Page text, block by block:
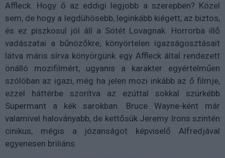
Affleck. Hogy ő az eddigi legjobb a szerepben? Közel
sem, de hogy a legdühösebb, leginkább kiégett, az biztos,
és ez piszkosul jól áll a Sötét Lovagnak. Horrorba illő
vadászatai a bűnözőkre, könyörtelen igazságosztásait
látva máris sírva könyörgünk egy Affleck által rendezett
önálló mozifilmért, ugyanis a karakter egyértelműen
szólóban az igazi, még ha jelen mozi inkább az ő filmje,
ezzel háttérbe szorítva az ezúttal sokkal szürkébb
Supermant a kék sarokban. Bruce Wayne-ként már
valamivel haloványabb, de kettősük Jeremy Irons szintén
cinikus, mégis a józanságot képviselő Alfredjával
egyenesen briliáns.